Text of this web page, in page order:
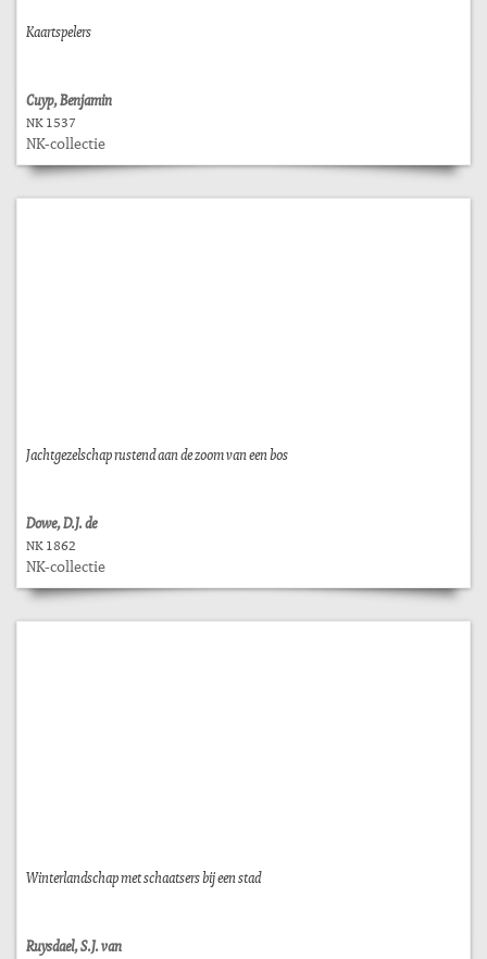
Kaartspelers
Cuyp, Benjamin
NK 1537
NK-collectie
Jachtgezelschap rustend aan de zoom van een bos
Dowe, D.J. de
NK 1862
NK-collectie
Winterlandschap met schaatsers bij een stad
Ruysdael, S.J. van